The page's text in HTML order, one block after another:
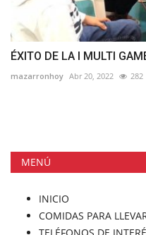
ÉXITO DE LA I MULTI
mazarronhoy Abr 20, 2022 282
MENÚ
INICIO
COMIDAS PARA
TELÉFONOS DE